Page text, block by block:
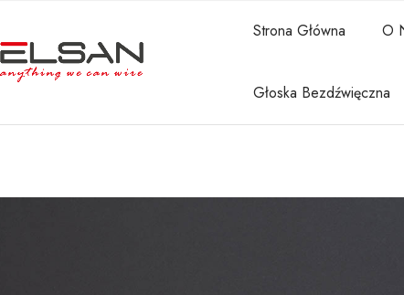
Strona Główna O
Głoska Bezdźwięczna